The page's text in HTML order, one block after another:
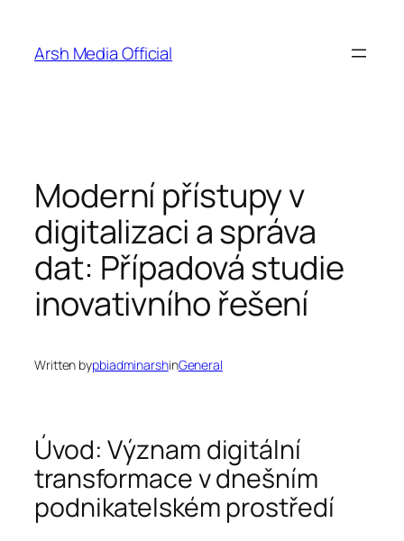
content
Arsh Media Official
Moderní přístupy v
digitalizaci a správa
dat: Případová studie
inovativního řešení
Written bypbiadminarshinGeneral
Úvod: Význam digitální
transformace v dnešním
podnikatelském prostředí